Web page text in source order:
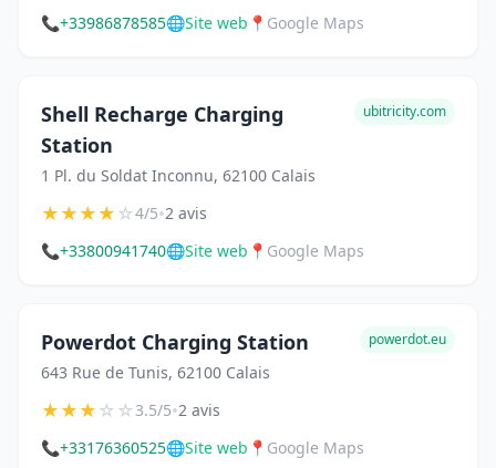
📞+33986878585🌐Site web 📍 Google Maps
Shell Recharge Charging
Station
1 Pl. du Soldat Inconnu, 62100 Calais
ubitricity.com
★★★★☆4/5•2 avis
📞+33800941740🌐Site web 📍 Google Maps
Powerdot Charging Station
643 Rue de Tunis, 62100 Calais
powerdot.eu
★★★☆☆3.5/5•2 avis
📞+33176360525🌐Site web 📍 Google Maps